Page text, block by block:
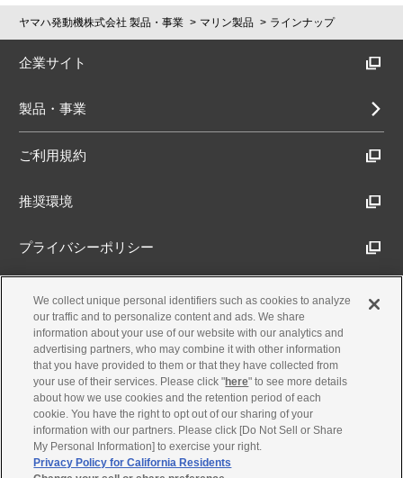
ヤマハ発動機株式会社 製品・事業 マリン製品 ラインナップ
企業サイト
製品・事業
ご利用規約
推奨環境
プライバシーポリシー
Cookieポリシー
アクセシビリティ方針
古物営業法に基づく表示
製品・事業のお問合せ
We collect unique personal identifiers such as cookies to analyze
our traffic and to personalize content and ads. We share
information about your use of our website with our analytics and
advertising partners, who may combine it with other information
that you have provided to them or that they have collected from
your use of their services. Please click "here" to see more details
about how we use cookies and the retention period of each
cookie. You have the right to opt out of our sharing of your
information with our partners. Please click [Do Not Sell or Share
My Personal Information] to exercise your right.
Privacy Policy for California Residents